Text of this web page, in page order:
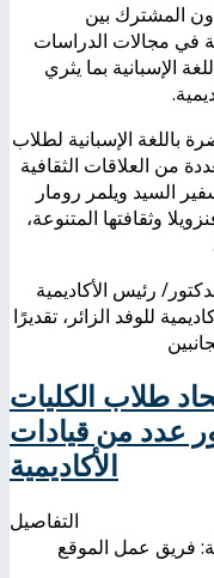
المشترك بين
في مجالات الدراسات
الإسبانية بما يثري
باللغة الإسبانية لطلاب
من العلاقات الثقافية
السيد ويلمر رومار
وثقافتها المتنوعة،
رئيس الأكاديمية
للوفد الزائر، تقديرًا
طلاب الكليات
عدد من قيادات
الأكاديمية
التفاصيل
فريق عمل الموقع